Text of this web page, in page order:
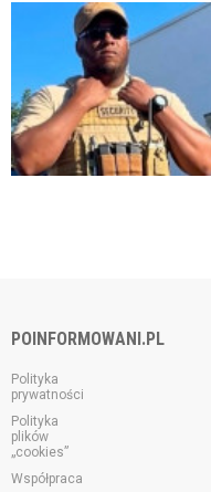
POINFORMOWANI.PL
Polityka
prywatności
Polityka
plików
„cookies”
Współpraca